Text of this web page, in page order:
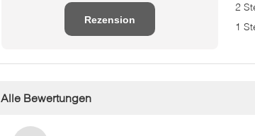
Rezension
2
1
Alle Bewertungen